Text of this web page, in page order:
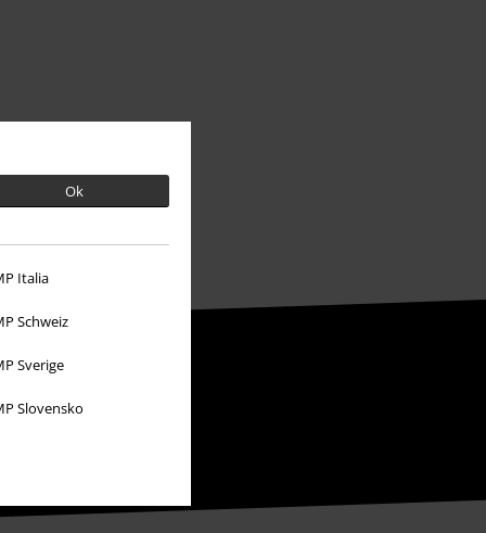
Ok
Italia
Schweiz
Sverige
Slovensko